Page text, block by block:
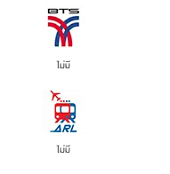
ไม่มี
ไม่มี